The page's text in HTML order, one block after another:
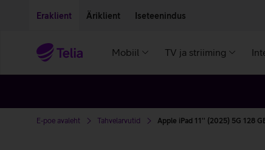
Eraklient Äriklient Iseteenindus
Mobiil TV ja striiming
E-poe avaleht Tahvelarvutid Apple iPad 11'' (2025) 5G 128